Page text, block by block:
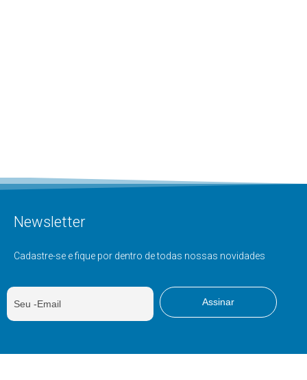
Newsletter
Cadastre-se e fique por dentro de todas nossas novidades